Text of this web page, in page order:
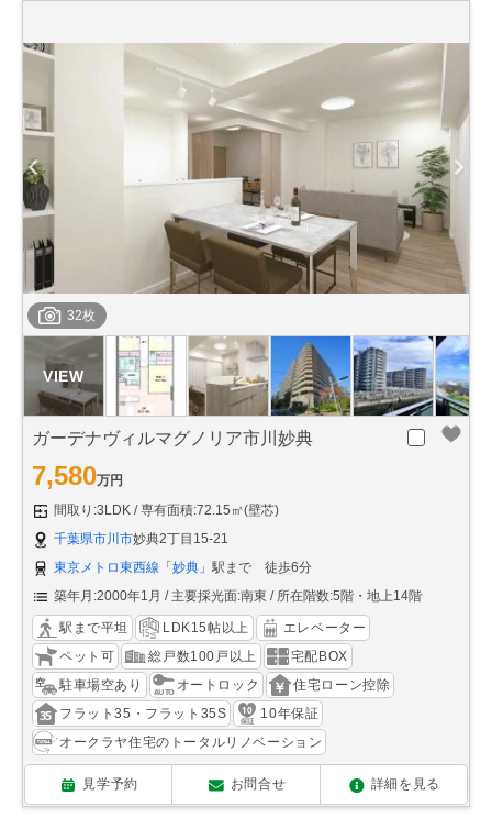
32枚
ガーデナヴィルマグノリア市川妙典
7,580万円
間取り:3LDK
専有面積:72.15㎡(壁芯)
千葉県市川市妙典2丁目15-21
東京メトロ東西線 「 妙典 」駅まで 徒歩6分
築年月:2000年1月
主要採光面:南東 所在階数:5階・地上14階
駅まで平坦 LDK15帖以上
エレベーター
ペット可
総戸数100戸以上
宅配BOX
駐車場空あり
オートロック
住宅ローン控除
フラット35・フラット35S
10年保証
オークラヤ住宅のトータルリノベーション
見学予約 お問合せ 詳細を見る